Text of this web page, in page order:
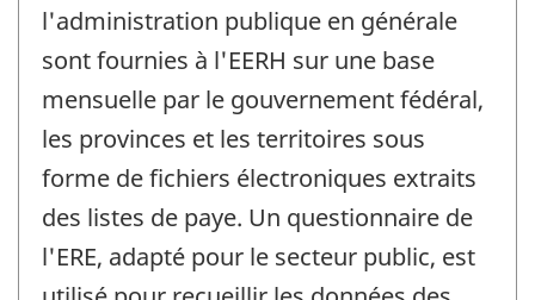
l'administration publique en générale
sont fournies à l'EERH sur une base
mensuelle par le gouvernement fédéral,
les provinces et les territoires sous
forme de fichiers électroniques extraits
des listes de paye. Un questionnaire de
l'ERE, adapté pour le secteur public, est